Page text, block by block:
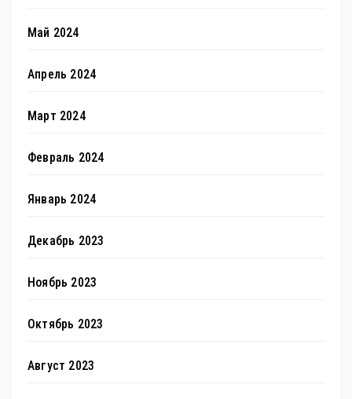
Май 2024
Апрель 2024
Март 2024
Февраль 2024
Январь 2024
Декабрь 2023
Ноябрь 2023
Октябрь 2023
Август 2023